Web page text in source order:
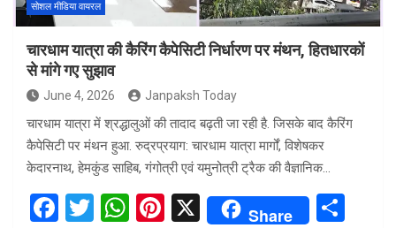
सोशल मीडिया वायरल
चारधाम यात्रा की कैरिंग कैपेसिटी निर्धारण पर मंथन, हितधारकों
से मांगे गए सुझाव
June 4, 2026 Janpaksh Today
चारधाम यात्रा में श्रद्धालुओं की तादाद बढ़ती जा रही है. जिसके बाद कैरिंग
कैपेसिटी पर मंथन हुआ. रुद्रप्रयाग: चारधाम यात्रा मार्गों, विशेषकर
केदारनाथ, हेमकुंड साहिब, गंगोत्री एवं यमुनोत्री ट्रैक की वैज्ञानिक…
F
T
W Pi X Share